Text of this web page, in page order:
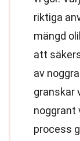
riktiga
mängd
att
av
granskar
noggrant
process